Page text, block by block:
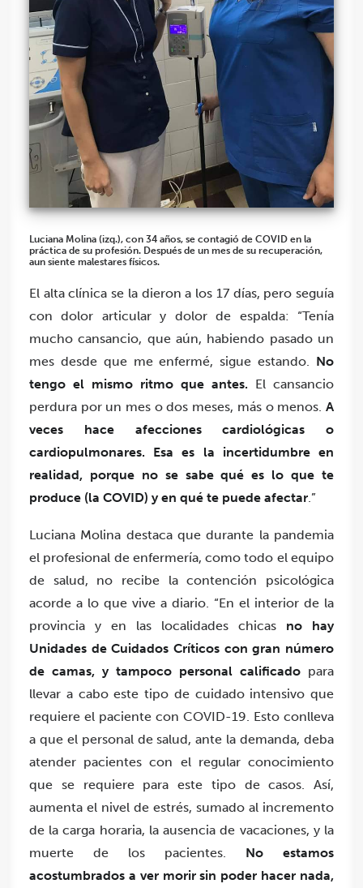
Luciana Molina (izq.), con 34 años, se contagió de COVID en la
práctica de su profesión. Después de un mes de su recuperación,
aun siente malestares físicos.
El alta clínica se la dieron a los 17 días, pero seguía
con dolor articular y dolor de espalda: “Tenía
mucho cansancio, que aún, habiendo pasado un
mes desde que me enfermé, sigue estando. No
tengo el mismo ritmo que antes. El cansancio
perdura por un mes o dos meses, más o menos. A
veces hace afecciones cardiológicas o
cardiopulmonares. Esa es la incertidumbre en
realidad, porque no se sabe qué es lo que te
produce (la COVID) y en qué te puede afectar.”
Luciana Molina destaca que durante la pandemia
el profesional de enfermería, como todo el equipo
de salud, no recibe la contención psicológica
acorde a lo que vive a diario. “En el interior de la
provincia y en las localidades chicas no hay
Unidades de Cuidados Críticos con gran número
de camas, y tampoco personal calificado para
llevar a cabo este tipo de cuidado intensivo que
requiere el paciente con COVID-19. Esto conlleva
a que el personal de salud, ante la demanda, deba
atender pacientes con el regular conocimiento
que se requiere para este tipo de casos. Así,
aumenta el nivel de estrés, sumado al incremento
de la carga horaria, la ausencia de vacaciones, y la
muerte de los pacientes. No estamos
acostumbrados a ver morir sin poder hacer nada,